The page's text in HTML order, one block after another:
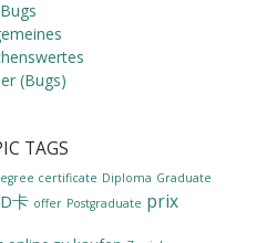
Bugs
(Bugs)
TAGS
certificate Diploma Graduate
卡 offer Postgraduate prix